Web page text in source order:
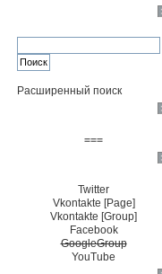
Расширенный поиск
===
Twitter
Vkontakte [Page]
Vkontakte [Group]
Facebook
GoogleGroup
YouTube